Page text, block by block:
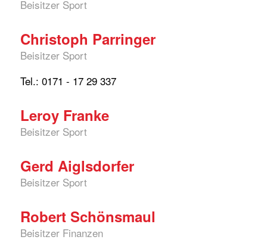
Beisitzer Sport
Christoph Parringer
Beisitzer Sport
Tel.: 0171 - 17 29 337
Leroy Franke
Beisitzer Sport
Gerd Aiglsdorfer
Beisitzer Sport
Robert Schönsmaul
Beisitzer Finanzen